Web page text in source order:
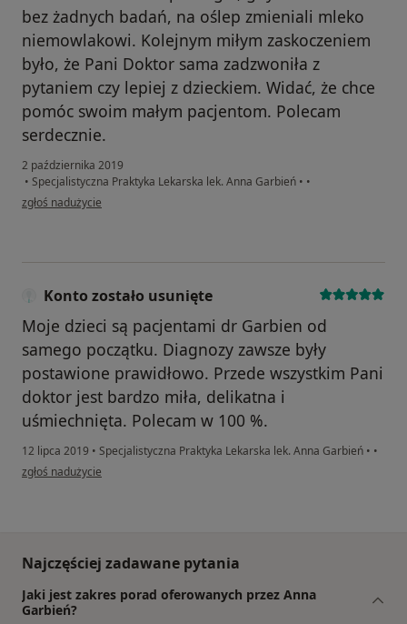
bez żadnych badań, na oślep zmieniali mleko
niemowlakowi. Kolejnym miłym zaskoczeniem
było, że Pani Doktor sama zadzwoniła z
pytaniem czy lepiej z dzieckiem. Widać, że chce
pomóc swoim małym pacjentom. Polecam
serdecznie.
2 października 2019
• Specjalistyczna Praktyka Lekarska lek. Anna Garbień • •
w opinii użytkownika justynan
zgłoś nadużycie
Konto zostało usunięte
Moje dzieci są pacjentami dr Garbien od
samego początku. Diagnozy zawsze były
postawione prawidłowo. Przede wszystkim Pani
doktor jest bardzo miła, delikatna i
uśmiechnięta. Polecam w 100 %.
12 lipca 2019 • Specjalistyczna Praktyka Lekarska lek. Anna Garbień • •
w opinii użytkownika Konto zostało usunięte
zgłoś nadużycie
Najczęściej zadawane pytania
Jaki jest zakres porad oferowanych przez Anna
Garbień?